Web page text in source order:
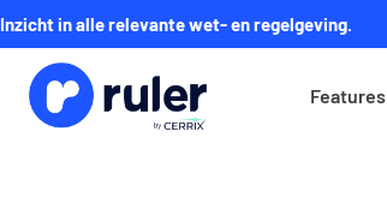
Inzicht in alle relevante wet- en regelgeving.
Features